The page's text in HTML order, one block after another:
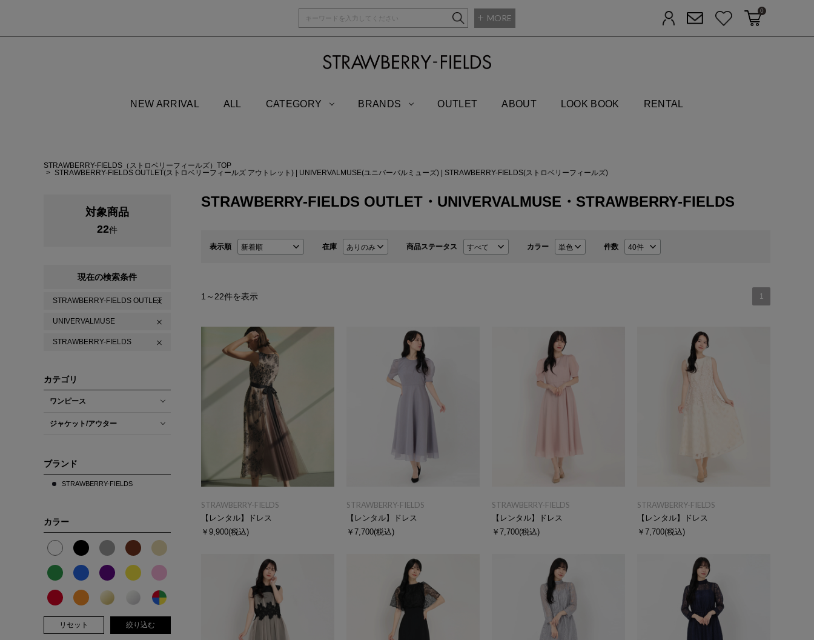
MORE ログイン メルマガ登録お気に入りカートに入れる
0
NEW ARRIVAL ALL CATEGORY BRANDS OUTLET ABOUT LOOK BOOK RENTAL
STRAWBERRY-FIELDS（ストロベリーフィールズ）TOP
STRAWBERRY-FIELDS OUTLET(ストロベリーフィールズ アウトレット)
UNIVERVALMUSE(ユニバーバルミューズ) STRAWBERRY-FIELDS(ストロベリーフィールズ)
対象商品
22件
現在の検索条件
STRAWBERRY-FIELDS OUTLET
UNIVERVALMUSE
STRAWBERRY-FIELDS
カテゴリ
ワンピース
ジャケット/アウター
ブランド
STRAWBERRY-FIELDS
カラー
リセット 絞り込む
STRAWBERRY-FIELDS OUTLET・UNIVERVALMUSE・STRAWBERRY-FIELDS
表示順 在庫 商品ステータス カラー 件数
1 ～ 22件を表示 1
STRAWBERRY-FIELDS
【レンタル】ドレス
￥9,900(税込)
STRAWBERRY-FIELDS
【レンタル】ドレス
￥7,700(税込)
STRAWBERRY-FIELDS
【レンタル】ドレス
￥7,700(税込)
STRAWBERRY-FIELDS
【レンタル】ドレス
￥7,700(税込)